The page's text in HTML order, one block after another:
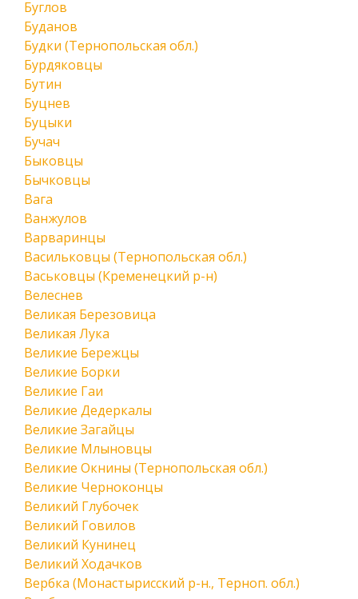
Буглов
Буданов
Будки (Тернопольская обл.)
Бурдяковцы
Бутин
Буцнев
Буцыки
Бучач
Быковцы
Бычковцы
Вага
Ванжулов
Варваринцы
Васильковцы (Тернопольская обл.)
Васьковцы (Кременецкий р-н)
Велеснев
Великая Березовица
Великая Лука
Великие Бережцы
Великие Борки
Великие Гаи
Великие Дедеркалы
Великие Загайцы
Великие Млыновцы
Великие Окнины (Тернопольская обл.)
Великие Черноконцы
Великий Глубочек
Великий Говилов
Великий Кунинец
Великий Ходачков
Вербка (Монастырисский р-н., Терноп. обл.)